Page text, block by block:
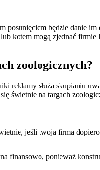
posunięciem będzie danie
kotem mogą zjednać
zoologicznych?
reklamy służa skupianiu
świetnie na targach
jeśli twoja firma
finansowo, ponieważ